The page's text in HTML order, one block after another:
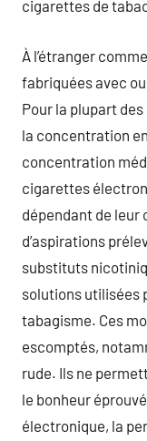
cigarettes de
À l’étranger
fabriquées avec
Pour la plupart
la concentration
concentration
cigarettes
dépendant de leur
d’aspirations
substituts
solutions utilisées
tabagisme. Ces
escomptés,
rude. Ils ne
le bonheur
électronique, la